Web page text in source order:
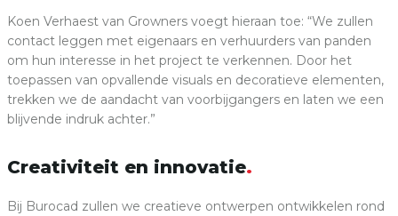
Koen Verhaest van Growners voegt hieraan toe: “We zullen
contact leggen met eigenaars en verhuurders van panden
om hun interesse in het project te verkennen. Door het
toepassen van opvallende visuals en decoratieve elementen,
trekken we de aandacht van voorbijgangers en laten we een
blijvende indruk achter.”
Creativiteit en innovatie
Bij Burocad zullen we creatieve ontwerpen ontwikkelen rond